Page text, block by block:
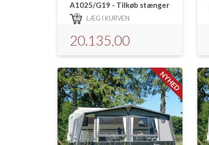
A1025/G19 - Tilkøb stænger
LÆG I KURVEN
20.135,00
NYHED